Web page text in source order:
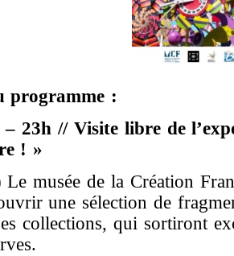
programme :
– 23h // Visite libre de
! »
musée de la Création
une sélection de
collections, qui sortiront